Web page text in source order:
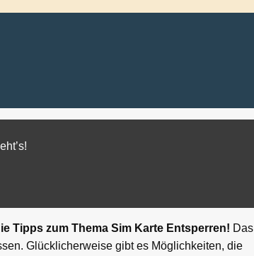
Tipps zum Thema Sim Karte Entsperren! Das
Glücklicherweise gibt es Möglichkeiten, die